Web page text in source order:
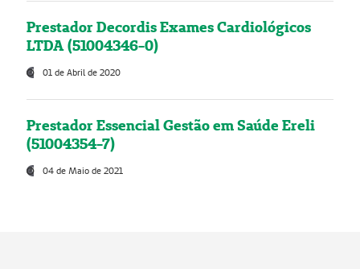
Prestador Decordis Exames Cardiológicos
LTDA (51004346-0)
01 de Abril de 2020
Prestador Essencial Gestão em Saúde Ereli
(51004354-7)
04 de Maio de 2021